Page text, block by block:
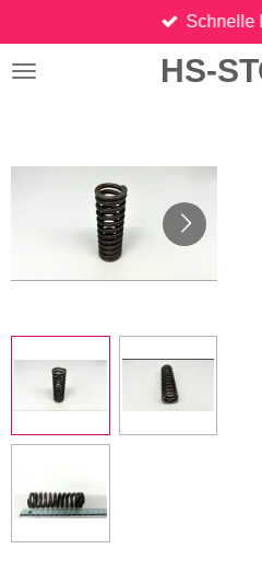
Hauptinhalt
springen
HS-
Schnelle